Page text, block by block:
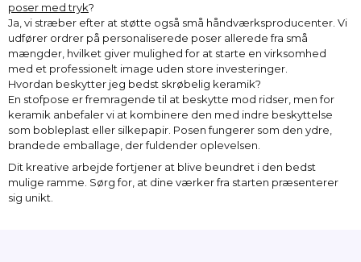
poser med tryk?
Ja, vi stræber efter at støtte også små håndværksproducenter. Vi
udfører ordrer på personaliserede poser allerede fra små
mængder, hvilket giver mulighed for at starte en virksomhed
med et professionelt image uden store investeringer.
Hvordan beskytter jeg bedst skrøbelig keramik?
En stofpose er fremragende til at beskytte mod ridser, men for
keramik anbefaler vi at kombinere den med indre beskyttelse
som bobleplast eller silkepapir. Posen fungerer som den ydre,
brandede emballage, der fuldender oplevelsen.
Dit kreative arbejde fortjener at blive beundret i den bedst
mulige ramme. Sørg for, at dine værker fra starten præsenterer
sig unikt.